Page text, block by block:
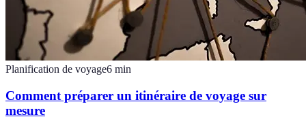
Planification de voyage6 min
Comment préparer un itinéraire de voyage sur
mesure